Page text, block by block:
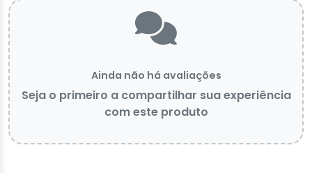
Ainda não há avaliações
Seja o primeiro a compartilhar sua experiência
com este produto